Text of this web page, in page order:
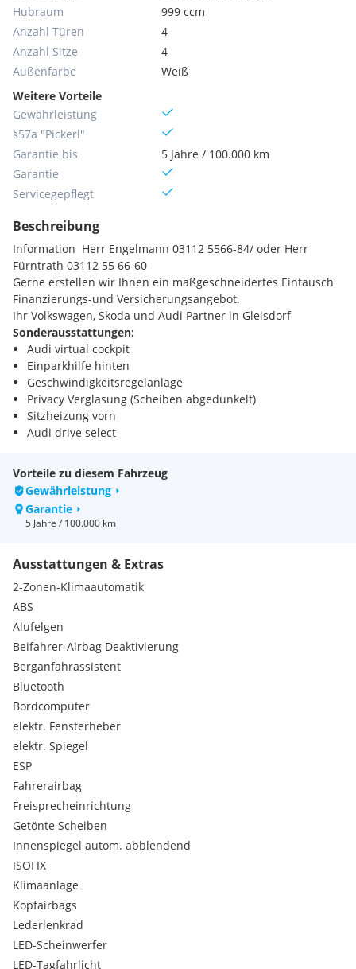
Hubraum
999 ccm
Anzahl Türen
4
Anzahl Sitze
4
Außenfarbe
Weiß
Weitere Vorteile
Gewährleistung
§57a "Pickerl"
Garantie bis
5 Jahre / 100.000 km
Garantie
Servicegepflegt
Beschreibung
Information Herr Engelmann 03112 5566-84/ oder Herr
Fürntrath 03112 55 66-60
Gerne erstellen wir Ihnen ein maßgeschneidertes Eintausch
Finanzierungs-und Versicherungsangebot.
Ihr Volkswagen, Skoda und Audi Partner in Gleisdorf
Sonderausstattungen:
Audi virtual cockpit
Einparkhilfe hinten
Geschwindigkeitsregelanlage
Privacy Verglasung (Scheiben abgedunkelt)
Sitzheizung vorn
Audi drive select
Audi Soundsystem
Serienausstattungen:
Sonnenblenden
Nichtraucherausführung
Nebelschlussleuchte
Heckscheibe beheizbar
Außenspiegelgehäuse in Wagenfarbe
Fußmatten
Wärmeschutzverglasung
Innenbeleuchtung
Serienfahrwerk
Elektromechanische Parkbremse
Heckleuchten
Normalsitze vorn
Progressivlenkung
Reifenreparaturset
Start-Stop-System mit Rekuperation
Scheibenwaschanlage
Kopfstützen hinten
Fahrersitz manuell höhenverstellbar
Audi connect Notruf & Service
Dekoreinlagen Diamantlack silbergrau
MMI Radio plus
Ottopartikelfilter
Rücksitzlehne umklappbar
Verbandmaterial und Wardreieck
Bordwerkzeug im Gepäckraum
Gurtanlegekontrolle für alle Sitzplätze
Vorderradantrieb
Vorteile zu diesem Fahrzeug
Gewährleistung
Garantie
5 Jahre / 100.000 km
Ausstattungen & Extras
2-Zonen-Klimaautomatik
ABS
Alufelgen
Beifahrer-Airbag Deaktivierung
Berganfahrassistent
Bluetooth
Bordcomputer
elektr. Fensterheber
elektr. Spiegel
ESP
Fahrerairbag
Freisprecheinrichtung
Getönte Scheiben
Innenspiegel autom. abblendend
ISOFIX
Klimaanlage
Kopfairbags
Lederlenkrad
LED-Scheinwerfer
LED-Tagfahrlicht